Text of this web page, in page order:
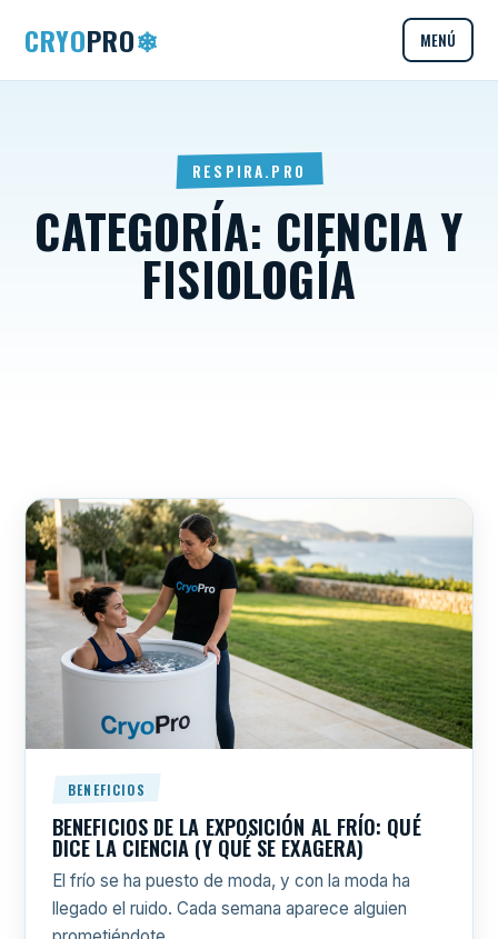
CRYOPRO❄ MENÚ
RESPIRA.PRO
CATEGORÍA: CIENCIA Y
FISIOLOGÍA
BENEFICIOS
BENEFICIOS DE LA EXPOSICIÓN AL FRÍO: QUÉ
DICE LA CIENCIA (Y QUÉ SE EXAGERA)
El frío se ha puesto de moda, y con la moda ha
llegado el ruido. Cada semana aparece alguien